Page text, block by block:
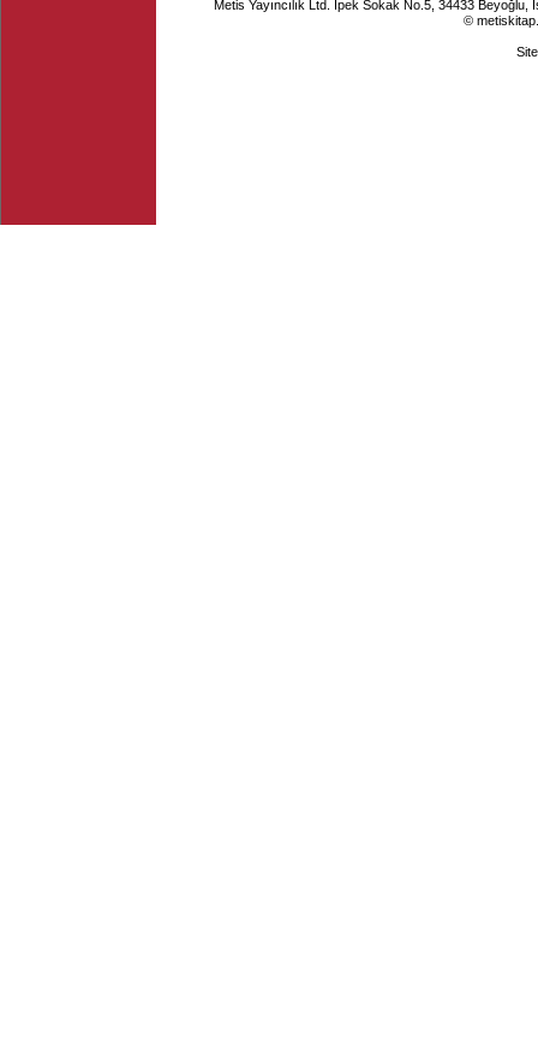
Metis Yayıncılık Ltd. İpek Sokak No.5, 34433
©